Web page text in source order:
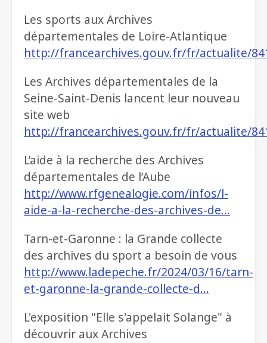
Les sports aux Archives
départementales de Loire-Atlantique
http://francearchives.gouv.fr/fr/actualite/
Les Archives départementales de la
Seine-Saint-Denis lancent leur nouveau
site web
http://francearchives.gouv.fr/fr/actualite/
L’aide à la recherche des Archives
départementales de l’Aube
http://www.rfgenealogie.com/infos/l-
aide-a-la-recherche-des-archives-de…
Tarn-et-Garonne : la Grande collecte
des archives du sport a besoin de vous
http://www.ladepeche.fr/2024/03/16/tarn-
et-garonne-la-grande-collecte-d…
L'exposition "Elle s'appelait Solange" à
découvrir aux Archives